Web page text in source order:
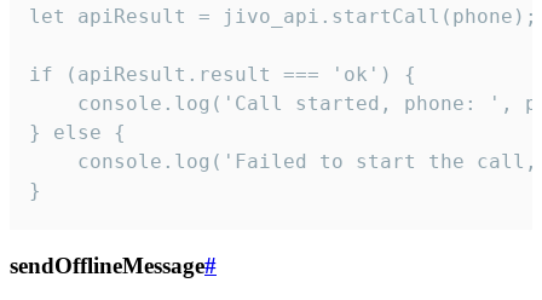
let apiResult = jivo_api.startCall(phone);
if (apiResult.result === 'ok') {
console.log('Call started, phone: ',
} else {
console.log('Failed to start the
}
sendOfflineMessage#